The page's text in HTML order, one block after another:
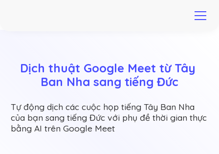
Dịch thuật Google Meet từ Tây
Ban Nha sang tiếng Đức
Tự động dịch các cuộc họp tiếng Tây Ban Nha
của bạn sang tiếng Đức với phụ đề thời gian thực
bằng AI trên Google Meet